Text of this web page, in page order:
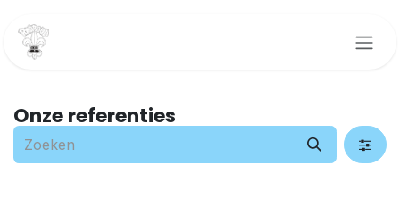
Onze referenties